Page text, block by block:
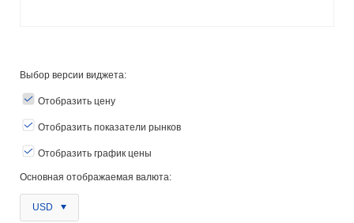
Выбор версии виджета:
Отобразить цену
Отобразить показатели рынков
Отобразить график цены
Основная отображаемая валюта:
USD